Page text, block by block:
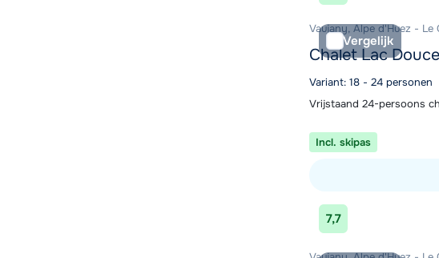
Vergelijk
Vaujany, Alpe d'Huez - Le
Chalet Lac Douce
Variant: 18 - 24 personen
Vrijstaand 24-persoons
Incl. skipas
Bekijk accommodatie
7,7